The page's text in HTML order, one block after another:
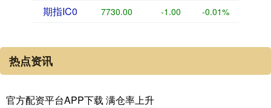
期指IC0 7730.00 -1.00 -0.01%
热点资讯
官方配资平台APP下载 满仓率上升